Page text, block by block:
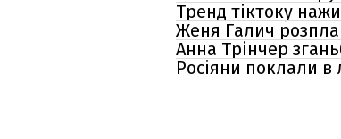
Тренд тіктоку
Женя Галич
Анна Трінчер
Росіяни поклали в